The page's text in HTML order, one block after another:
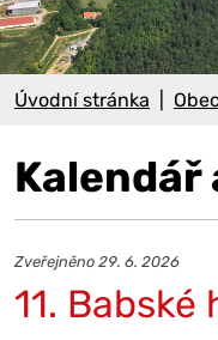
Úvodní stránka Obec
Kalendář
Zveřejněno 29. 6. 2026
11. Babské